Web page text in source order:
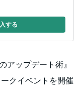
する
アップデート術』
クイベントを開催